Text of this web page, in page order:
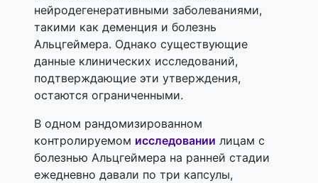
нейродегенеративными заболеваниями,
такими как деменция и болезнь
Альцгеймера. Однако существующие
данные клинических исследований,
подтверждающие эти утверждения,
остаются ограниченными.
В одном рандомизированном
контролируемом исследовании лицам с
болезнью Альцгеймера на ранней стадии
ежедневно давали по три капсулы,